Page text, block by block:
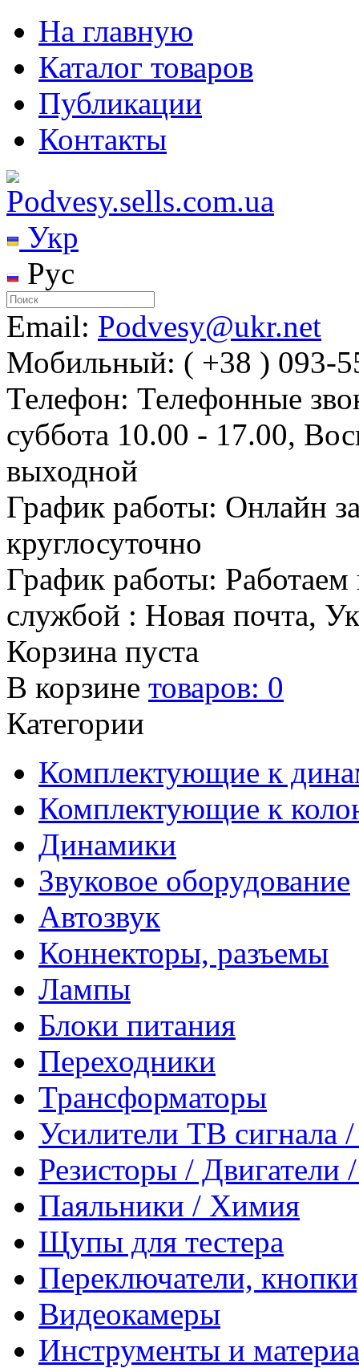
На главную
Каталог товаров
Публикации
Контакты
Укр
Рус
Email: Podvesy@ukr.net
Мобильный: ( +38 ) 093-
Телефон: Телефонные
суббота 10.00 - 17.00,
выходной
График работы: Онлайн
круглосуточно
График работы: Работаем
службой : Новая почта,
Корзина пуста
В корзине товаров: 0
Категории
Комплектующие к
Комплектующие к
Динамики
Звуковое оборудование
Автозвук
Коннекторы, разъемы
Лампы
Блоки питания
Переходники
Трансформаторы
Усилители ТВ сигнала
Резисторы /
Паяльники / Химия
Щупы для тестера
Переключатели,
Видеокамеры
Инструменты и